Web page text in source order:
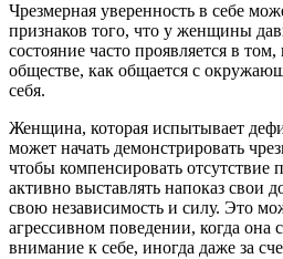
Чрезмерная уверенность в себе
признаков того, что у женщины
состояние часто проявляется в том,
обществе, как общается с
себя.
Женщина, которая испытывает
может начать демонстрировать
чтобы компенсировать отсутствие
активно выставлять напоказ свои
свою независимость и силу. Это
агрессивном поведении, когда она
внимание к себе, иногда даже за